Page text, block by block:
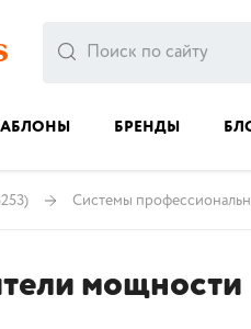
БРЕНДЫ
Системы
мощности